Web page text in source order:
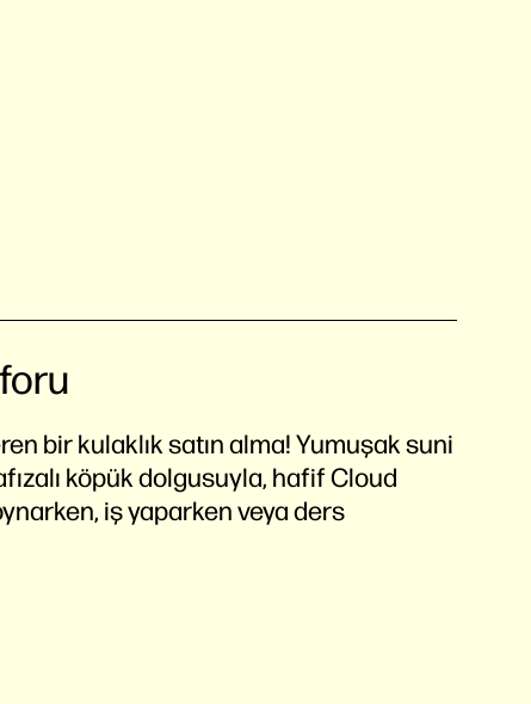
bir kulaklık satın alma! Yumuşak suni
köpük dolgusuyla, hafif Cloud
iş yaparken veya ders